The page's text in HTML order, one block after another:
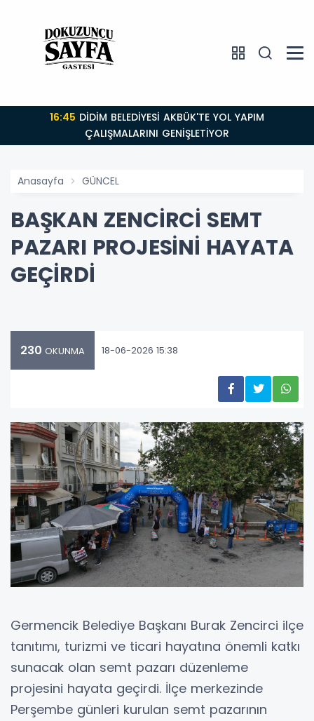
16:45
ÇALIŞMALARINI GENİŞLETİYOR
Anasayfa GÜNCEL
BAŞKAN ZENCİRCİ SEMT
PAZARI PROJESİNİ HAYATA
GEÇİRDİ
230 OKUNMA 18-06-2026 15:38
Germencik Belediye Başkanı Burak Zencirci ilçe
tanıtımı, turizmi ve ticari hayatına önemli katkı
sunacak olan semt pazarı düzenleme
projesini hayata geçirdi. İlçe merkezinde
Perşembe günleri kurulan semt pazarının